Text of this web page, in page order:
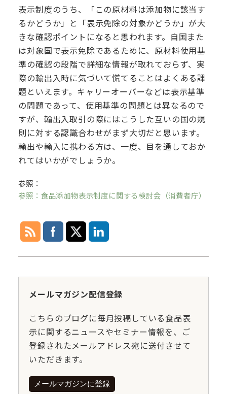
表示制度のうち、「この原材料は添加物に該当す
るかどうか」と「表示免除の対象かどうか」が大
きな確認ポイントになると思われます。自国また
は対象国で表示免除であるために、原材料使用基
準の確認の段階で詳細な情報が取れておらず、実
際の輸出入時に気づいて慌てることはよくある課
題といえます。キャリーオーバーなどは表示基準
の問題であって、使用基準の問題とは異なるので
すが、輸出入取引の際にはこうした互いの国の規
則に対する認識合わせがまず大切だと思います。
輸出や輸入に携わる方は、一度、目を通しておか
れてはいかがでしょうか。
参照：
参照：食品添加物表示制度に関する検討会（消費者庁）
メールマガジン配信登録
こちらのブログに毎月投稿している食品表
示に関するニュースやセミナー情報を、ご
登録されたメールアドレス宛に送付させて
いただきます。
メールマガジンに登録